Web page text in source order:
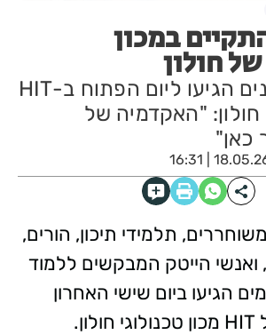
במכון
חולון
מאות מתעניינים הגיעו ליום הפתוח ב-HIT
חולון: "האקדמיה של
כאן"
18.05.26 |
משוחררים, תלמידי תיכון, הורים,
ואנשי הייטק המבקשים ללמוד
הגיעו ביום שישי האחרון
ליום הפתוח של HIT מכון טכנולוגי חולון.